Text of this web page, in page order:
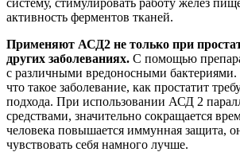
активность ферментов тканей.
Применяют АСД2 не только при
других заболеваниях. С помощью
с различными вредоносными бактериями.
что такое заболевание, как простатит
подхода. При использовании АСД 2
средствами, значительно сокращается
человека повышается иммунная защита,
чувствовать себя намного лучше.